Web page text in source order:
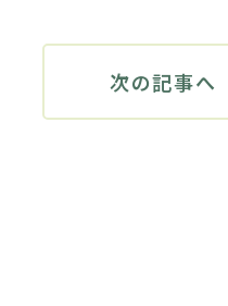
次の記事へ